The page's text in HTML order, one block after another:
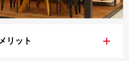
リット +